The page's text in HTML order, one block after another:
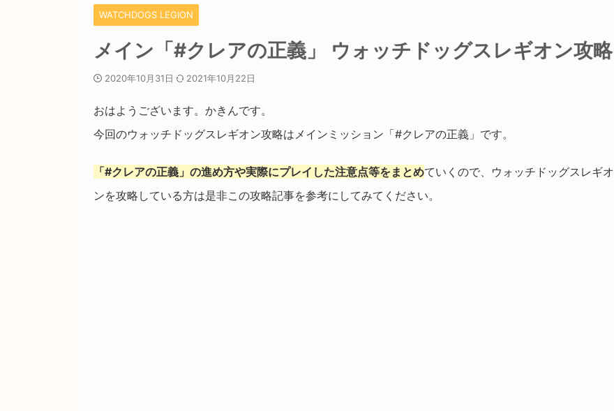
WATCHDOGS LEGION
メイン「#クレアの正義」 ウォッチドッグスレギオン攻略
2020年10月31日 2021年10月22日
おはようございます。かきんです。
今回のウォッチドッグスレギオン攻略はメインミッション「#クレアの正義」です。
「#クレアの正義」の進め方や実際にプレイした注意点等をまとめていくので、ウォッチドッグスレギオ
ンを攻略している方は是非この攻略記事を参考にしてみてください。